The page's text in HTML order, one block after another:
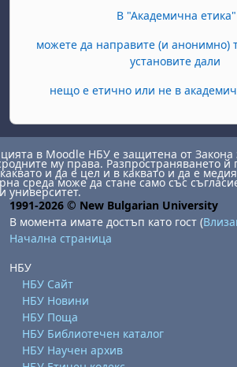
В "Академична етика"
можете да направите (и анонимно)
установите дали
нещо е етично или не в
в Moodle НБУ е защитена от Закона
му права. Разпространяването й
и да е цел и в каквато и да е
среда може да стане само със
университет.
1991-2026 © New Bulgarian University
В момента имате достъп като гост (
Начална страница
НБУ
НБУ Сайт
НБУ Новини
НБУ Поща
НБУ Библиотечен каталог
НБУ Научен архив